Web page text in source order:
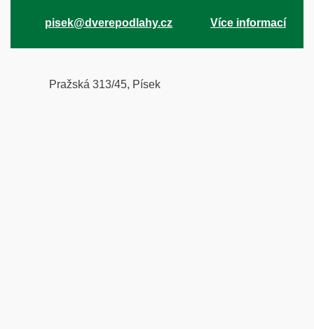
pisek@dverepodlahy.cz Více informací
Pražská 313/45, Písek